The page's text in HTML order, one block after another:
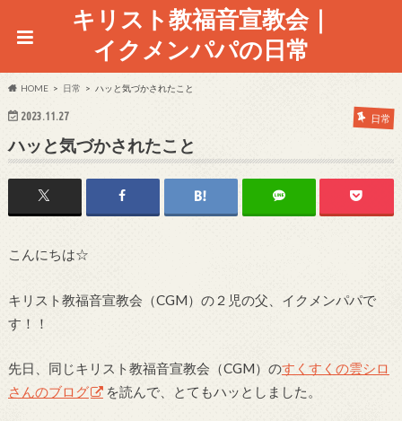
キリスト教福音宣教会｜
イクメンパパの日常
HOME 日常 ハッと気づかされたこと
2023.11.27 日常
ハッと気づかされたこと
こんにちは☆
キリスト教福音宣教会（CGM）の２児の父、イクメンパパで
す！！
先日、同じキリスト教福音宣教会（CGM）のすくすくの雲シロ
さんのブログ
を読んで、とてもハッとしました。